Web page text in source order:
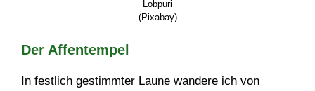
Lobpuri
(Pixabay)
Der Affentempel
In festlich gestimmter Laune wandere ich von